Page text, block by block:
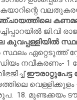
ജി.വി
ഏറ്റെടുത്ത്
നവീകരണം- 1
18. മുണ്ടക്കയം